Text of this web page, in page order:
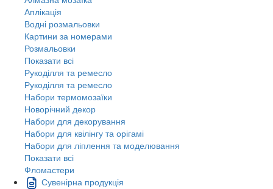
Аплікація
Водні розмальовки
Картини за номерами
Розмальовки
Показати всі
Рукоділля та ремесло
Рукоділля та ремесло
Набори термомозаїки
Новорічний декор
Набори для декорування
Набори для квілінгу та орігамі
Набори для ліплення та моделювання
Показати всі
Фломастери
Сувенірна продукція